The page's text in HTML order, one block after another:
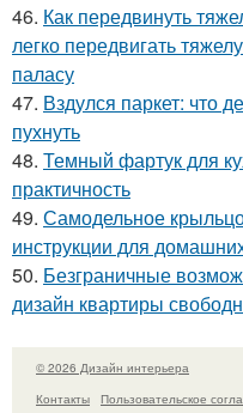
46. Как передвинуть
легко передвигать
паласу
47. Вздулся паркет: что
пухнуть
48. Темный фартук для
практичность
49. Самодельное
инструкции для
50. Безграничные
дизайн квартиры
© 2026 Дизайн интерьера
Контакты
Пользовательское